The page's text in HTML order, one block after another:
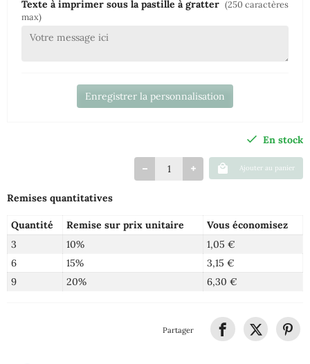
Texte à imprimer sous la pastille à gratter (250 caractères
max)
Enregistrer la personnalisation
En stock
Ajouter au panier
Remises quantitatives
Quantité Remise sur prix unitaire
Vous économisez
3
10%
1,05 €
6
15%
3,15 €
9
20% 6,30 €
Partager